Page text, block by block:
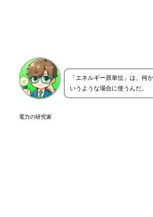
電力の研究家
「エネルギー原単位」は、何
いうような場合に使うんだ。